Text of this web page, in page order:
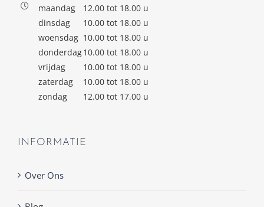
maandag
12.00 tot 18.00 u
dinsdag
10.00 tot 18.00 u
woensdag 10.00 tot 18.00 u
donderdag10.00 tot 18.00 u
vrijdag
10.00 tot 18.00 u
zaterdag
10.00 tot 18.00 u
zondag
12.00 tot 17.00 u
INFORMATIE
Over Ons